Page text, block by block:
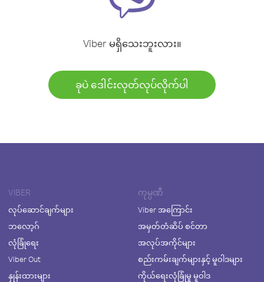
Viber မရှိသေးဘူးလား။
ခုပဲ ဒေါင်းလုတ်လုပ်လိုက်ပါ
VIBER
လုပ်ဆောင်ချက်များ
ဘလော့ဂ်
လုံခြုံရေး
Viber Out
နှုန်းထားများ
ကုမ္ပဏီ
Viber အကြောင်း
အမှတ်တံဆိပ် စင်တာ
အလုပ်အကိုင်များ
စည်းကမ်းချက်များနှင့် မူဝါဒများ
ကိုယ်ရေးလုံခြုံမှု မူဝါဒ